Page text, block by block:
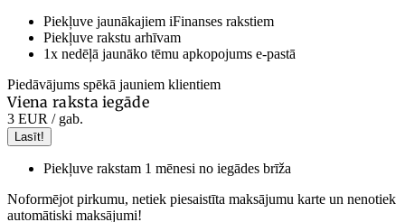
Piekļuve jaunākajiem iFinanses rakstiem
Piekļuve rakstu arhīvam
1x nedēļā jaunāko tēmu apkopojums e-pastā
Piedāvājums spēkā jauniem klientiem
Viena raksta iegāde
3 EUR / gab.
Lasīt!
Piekļuve rakstam 1 mēnesi no iegādes brīža
Noformējot pirkumu, netiek piesaistīta maksājumu karte un nenotiek
automātiski maksājumi!